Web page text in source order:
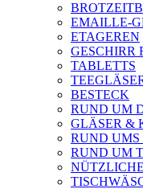
EMAILLE-
ETAGEREN
GESCHIRR
TABLETTS
BESTECK
RUND UM
GLÄSER &
RUND
RUND UM